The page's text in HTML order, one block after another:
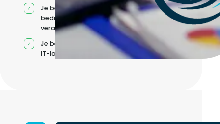
Je behoudt jouw
bedrijfs- en IT-
verantwoordelijkheden
Je beheert jouw eigen
IT-landschap